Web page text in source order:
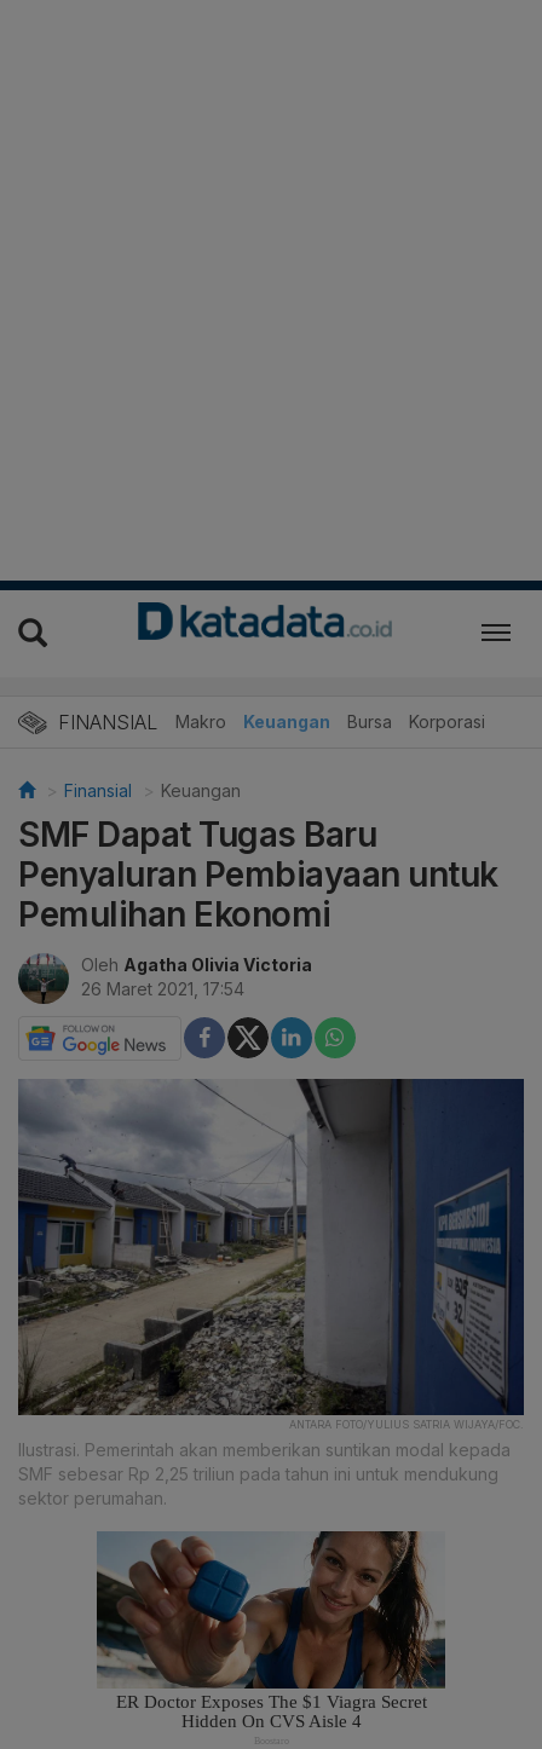
FINANSIAL Makro Keuangan Bursa Korporasi
Finansial Keuangan
SMF Dapat Tugas Baru
Penyaluran Pembiayaan untuk
Pemulihan Ekonomi
Oleh Agatha Olivia Victoria
26 Maret 2021, 17:54
ANTARA FOTO/YULIUS SATRIA WIJAYA/FOC.
Ilustrasi. Pemerintah akan memberikan suntikan modal kepada
SMF sebesar Rp 2,25 triliun pada tahun ini untuk mendukung
sektor perumahan.